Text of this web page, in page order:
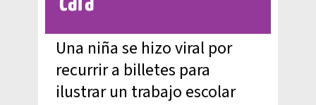
Una niña se hizo viral por
recurrir a billetes para
ilustrar un trabajo escolar